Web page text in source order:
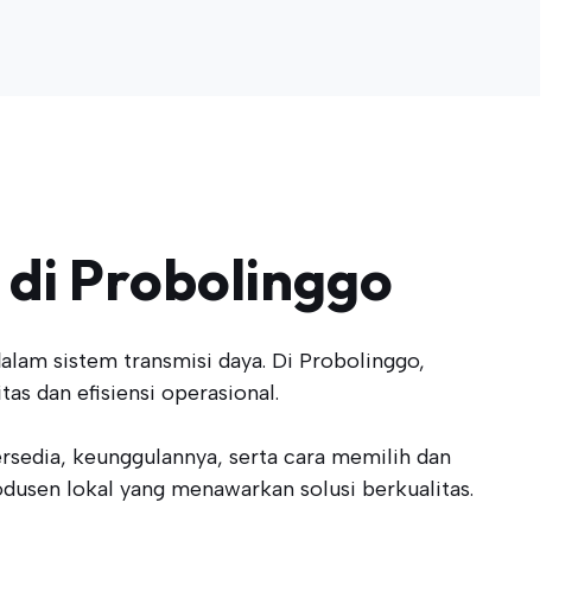
di Probolinggo
sistem transmisi daya. Di Probolinggo,
dan efisiensi operasional.
keunggulannya, serta cara memilih dan
lokal yang menawarkan solusi berkualitas.